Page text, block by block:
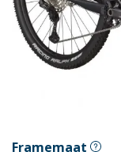
Framemaat